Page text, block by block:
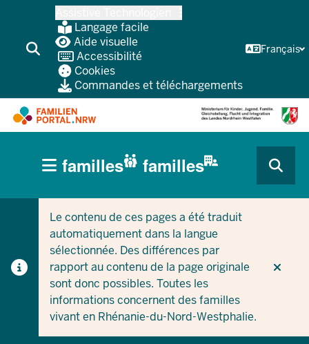
contenu
Langage facile
Aide visuelle
Accessibilité
Cookies
Commandes et téléchargements
Français
CURRENT SECTION POUR LES ENTREPRISES/
CURRENT SECTION POUR LES FAMILLES
HAUPTNAVIGATION
(BÜRGERBEREICH
familles familles
Le contenu de ces pages a été traduit
automatiquement dans la langue
sélectionnée. Des différences par
rapport au contenu de la page originale
sont donc possibles. Toutes les
informations concernent des familles
vivant en Rhénanie-du-Nord-Westphalie.